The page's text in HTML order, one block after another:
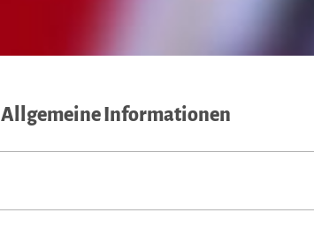
Allgemeine Informationen